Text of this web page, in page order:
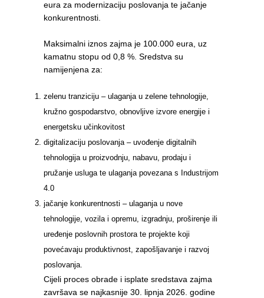
eura za modernizaciju poslovanja te jačanje
konkurentnosti.
Maksimalni iznos zajma je 100.000 eura, uz
kamatnu stopu od 0,8 %. Sredstva su
namijenjena za:
zelenu tranziciju – ulaganja u zelene tehnologije,
kružno gospodarstvo, obnovljive izvore energije i
energetsku učinkovitost
digitalizaciju poslovanja – uvođenje digitalnih
tehnologija u proizvodnju, nabavu, prodaju i
pružanje usluga te ulaganja povezana s Industrijom
4.0
jačanje konkurentnosti – ulaganja u nove
tehnologije, vozila i opremu, izgradnju, proširenje ili
uređenje poslovnih prostora te projekte koji
povećavaju produktivnost, zapošljavanje i razvoj
poslovanja.
Cijeli proces obrade i isplate sredstava zajma
završava se najkasnije 30. lipnja 2026. godine